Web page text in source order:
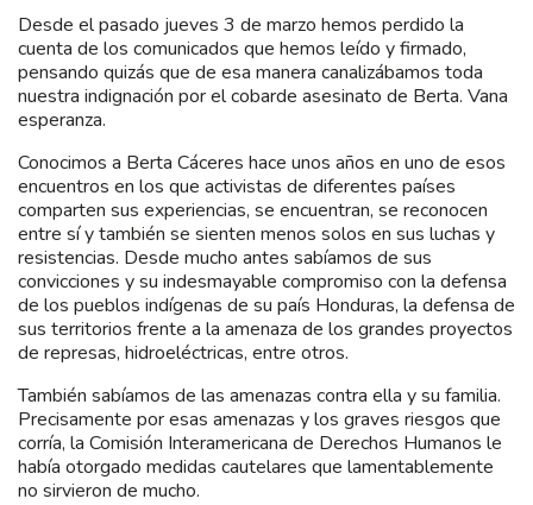
Desde el pasado jueves 3 de marzo hemos perdido la
cuenta de los comunicados que hemos leído y firmado,
pensando quizás que de esa manera canalizábamos toda
nuestra indignación por el cobarde asesinato de Berta. Vana
esperanza.
Conocimos a Berta Cáceres hace unos años en uno de esos
encuentros en los que activistas de diferentes países
comparten sus experiencias, se encuentran, se reconocen
entre sí y también se sienten menos solos en sus luchas y
resistencias. Desde mucho antes sabíamos de sus
convicciones y su indesmayable compromiso con la defensa
de los pueblos indígenas de su país Honduras, la defensa de
sus territorios frente a la amenaza de los grandes proyectos
de represas, hidroeléctricas, entre otros.
También sabíamos de las amenazas contra ella y su familia.
Precisamente por esas amenazas y los graves riesgos que
corría, la Comisión Interamericana de Derechos Humanos le
había otorgado medidas cautelares que lamentablemente
no sirvieron de mucho.